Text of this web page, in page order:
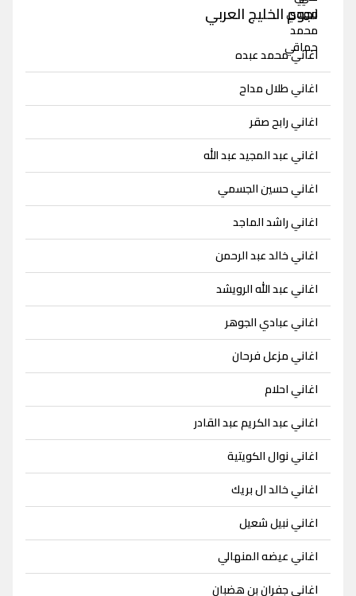
نجوم الخليج العربي
اغاني محمد عبده
اغاني طلال مداح
اغاني رابح صقر
اغاني عبد المجيد عبد الله
اغاني حسين الجسمي
اغاني راشد الماجد
اغاني خالد عبد الرحمن
اغاني عبد الله الرويشد
اغاني عبادي الجوهر
اغاني مزعل فرحان
اغاني احلام
اغاني عبد الكريم عبد القادر
اغاني نوال الكويتية
اغاني خالد ال بريك
اغاني نبيل شعيل
اغاني عيضه المنهالي
اغاني جفران بن هضبان